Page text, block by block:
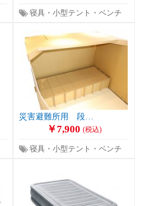
寝具・小型テント・ベンチ
災害避難所用 段…
￥7,900 (税込)
寝具・小型テント・ベンチ